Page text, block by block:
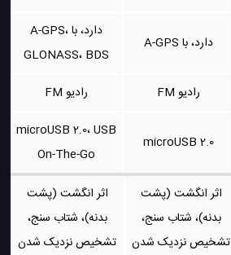
دارد، با A-GPS
دارد، با A-GPS،
GLONASS، BDS
رادیو FM رادیو FM
microUSB 2.0
microUSB 2.0، USB
On-The-Go
اثر انگشت (پشت
بدنه)، شتاب سنج،
تشخیص نزدیک شدن
اثر انگشت (پشت
بدنه)، شتاب سنج،
تشخیص نزدیک شدن